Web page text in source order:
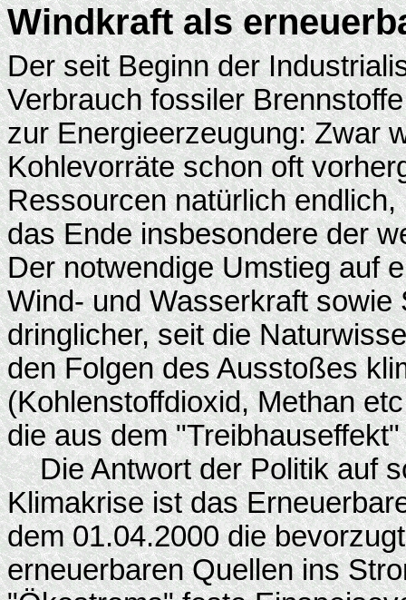
Windkraft als
Der seit Beginn der
Verbrauch fossiler
zur Energieerzeugung: Zwar
Kohlevorräte schon oft
Ressourcen natürlich
das Ende insbesondere der
Der notwendige Umstieg auf
Wind- und Wasserkraft
dringlicher, seit die
den Folgen des Ausstoßes
(Kohlenstoffdioxid, Methan
die aus dem
Die Antwort der Politik auf
Klimakrise ist das
dem 01.04.2000 die
erneuerbaren Quellen ins